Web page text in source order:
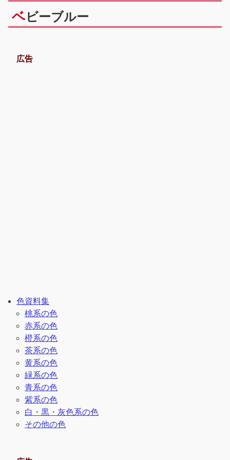
ベビーブルー
広告
色資料集
桃系の色
赤系の色
橙系の色
茶系の色
黄系の色
緑系の色
青系の色
紫系の色
白・黒・灰色系の色
その他の色